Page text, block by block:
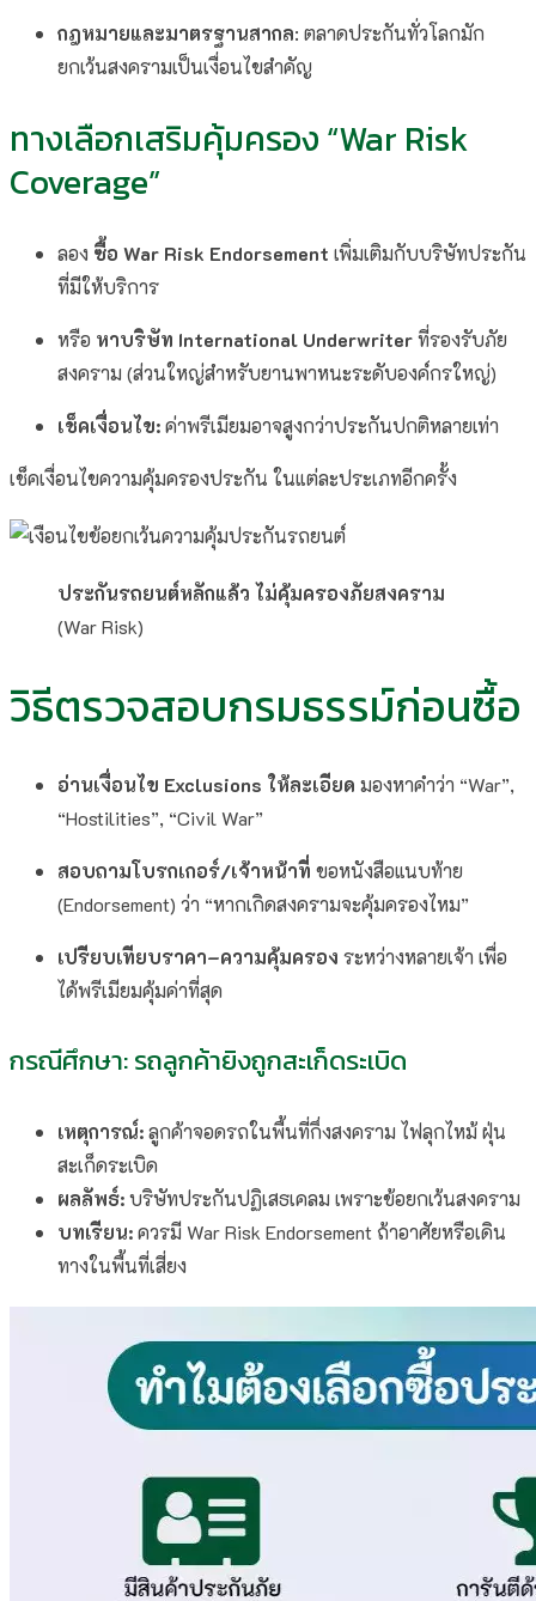
กฎหมายและมาตรฐานสากล: ตลาดประกันทั่วโลกมัก
ยกเว้นสงครามเป็นเงื่อนไขสำคัญ
ทางเลือกเสริมคุ้มครอง “War Risk
Coverage”
ลอง ซื้อ War Risk Endorsement เพิ่มเติมกับบริษัทประกัน
ที่มีให้บริการ
หรือ หาบริษัท International Underwriterที่รองรับภัย
สงคราม (ส่วนใหญ่สำหรับยานพาหนะระดับองค์กรใหญ่)
เช็คเงื่อนไข:ค่าพรีเมียมอาจสูงกว่าประกันปกติหลายเท่า
เช็คเงื่อนไขความคุ้มครองประกัน ในแต่ละประเภทอีกครั้ง
ประกันรถยนต์หลักแล้ว ไม่คุ้มครองภัยสงคราม
(War Risk)
วิธีตรวจสอบกรมธรรม์ก่อนซื้อ
อ่านเงื่อนไข Exclusions ให้ละเอียด มองหาคำว่า “War”,
“Hostilities”, “Civil War”
สอบถามโบรกเกอร์/เจ้าหน้าที่ ขอหนังสือแนบท้าย
(Endorsement) ว่า “หากเกิดสงครามจะคุ้มครองไหม”
เปรียบเทียบราคา–ความคุ้มครอง ระหว่างหลายเจ้า เพื่อ
ได้พรีเมียมคุ้มค่าที่สุด
กรณีศึกษา: รถลูกค้ายิงถูกสะเก็ดระเบิด
เหตุการณ์:ลูกค้าจอดรถในพื้นที่กึ่งสงคราม ไฟลุกไหม้ ฝุ่น
สะเก็ดระเบิด
ผลลัพธ์:บริษัทประกันปฏิเสธเคลม เพราะข้อยกเว้นสงคราม
บทเรียน:ควรมี War Risk Endorsement ถ้าอาศัยหรือเดิน
ทางในพื้นที่เสี่ยง